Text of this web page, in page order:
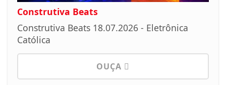
Construtiva Beats
Construtiva Beats 18.07.2026 - Eletrônica
Católica
OUÇA